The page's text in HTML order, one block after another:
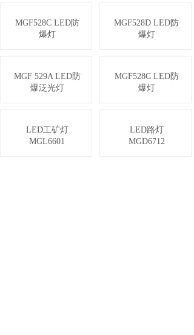
MGF528C LED防
爆灯
MGF528D LED防
爆灯
MGF 529A LED防
爆泛光灯
MGF528C LED防
爆灯
LED工矿灯
MGL6601
LED路灯
MGD6712